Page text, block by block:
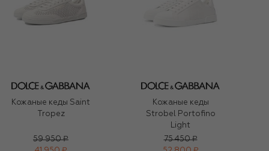
Кожаные кеды Saint
Tropez
59 950 ₽
Кожаные кеды
Strobel Portofino
Light
75 450 ₽